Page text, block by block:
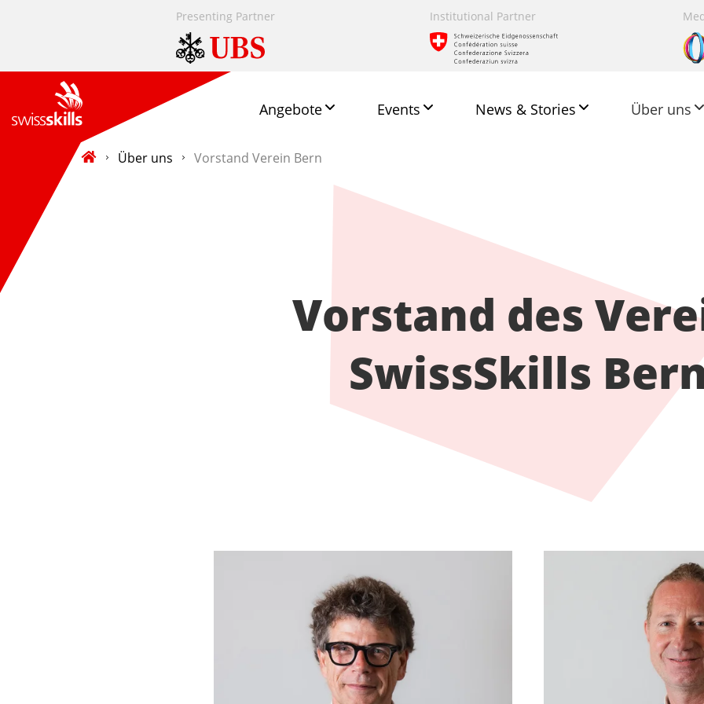
Presenting Partner Institutional Partner
Angebote Events News & Stories Über uns
Über uns Vorstand Verein Bern
Vorstand des
SwissSkills